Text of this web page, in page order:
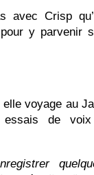
avec Crisp
y parvenir
voyage au
essais de